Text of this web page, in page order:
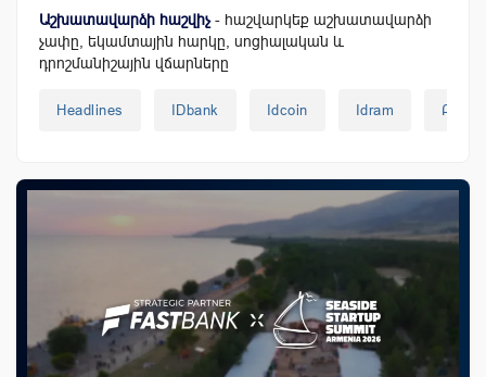
Աշխատավարձի հաշվիչ - հաշվարկեք աշխատավարձի
չափը, եկամտային հարկը, սոցիալական և
դրոշմանիշային վճարները
Headlines IDbank Idcoin Idram